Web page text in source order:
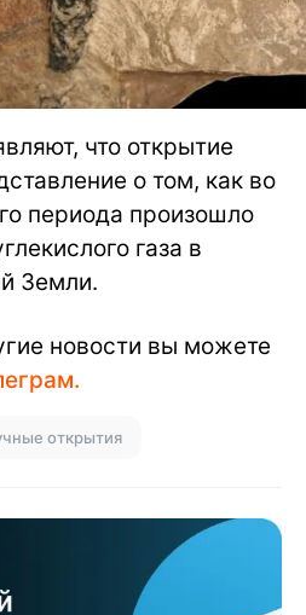
что открытие
о том, как во
периода произошло
газа в
Земли.
новости вы можете
открытия